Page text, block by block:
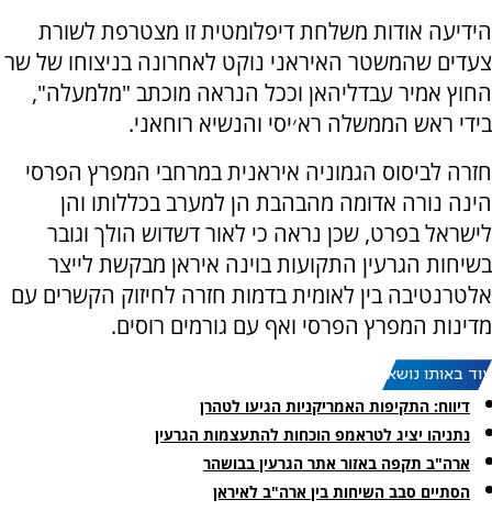
הידיעה אודות משלחת דיפלומטית זו מצטרפת לשורת
צעדים שהמשטר האיראני נוקט לאחרונה בניצוחו של שר
החוץ אמיר עבדליהאן וככל הנראה מוכתב "מלמעלה",
בידי ראש הממשלה רא׳יסי והנשיא רוחאני.
חזרה לביסוס הגמוניה איראנית במרחבי המפרץ הפרסי
הינה נורה אדומה מהבהבת הן למערב בכללותו והן
לישראל בפרט, שכן נראה כי לאור דשדוש הולך וגובר
בשיחות הגרעין התקועות בוינה איראן מבקשת לייצר
אלטרנטיבה בין לאומית בדמות חזרה לחיזוק הקשרים עם
מדינות המפרץ הפרסי ואף עם גורמים רוסים.
עוד באותו נושא:
דיווח: התקיפות האמריקניות הגיעו לטהרן
נתניהו יציג לטראמפ הוכחות להתעצמות הגרעין
ארה"ב תקפה באזור אתר הגרעין בבושהר
הסתיים סבב השיחות בין ארה"ב לאיראן